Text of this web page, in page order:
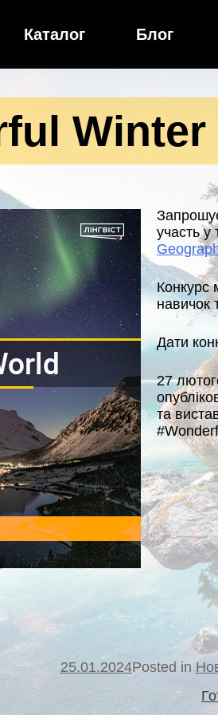
Каталог Блог
Winter
участь у
Конкурс
навичок
Дати
27
та
25.01.2024Posted in